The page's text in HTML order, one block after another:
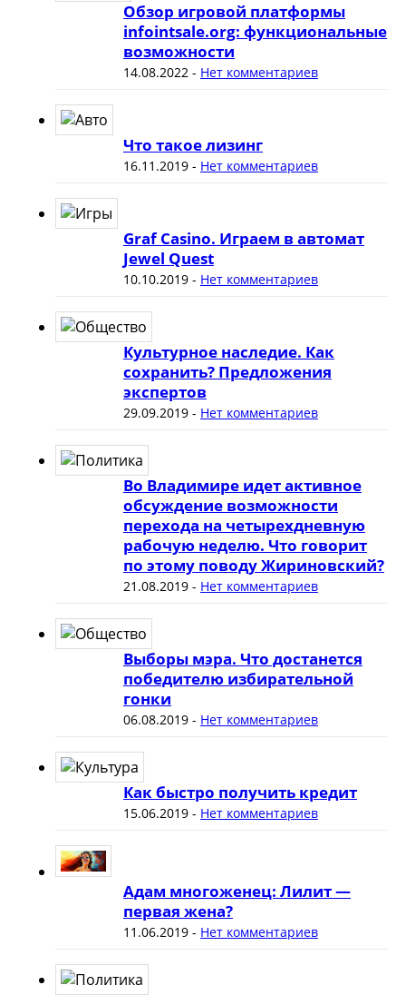
Обзор игровой платформы
infointsale.org: функциональные
возможности
14.08.2022- Нет комментариев
Что такое лизинг
16.11.2019- Нет комментариев
Graf Casino. Играем в автомат
Jewel Quest
10.10.2019- Нет комментариев
Культурное наследие. Как
сохранить? Предложения
экспертов
29.09.2019- Нет комментариев
Во Владимире идет активное
обсуждение возможности
перехода на четырехдневную
рабочую неделю. Что говорит
по этому поводу Жириновский?
21.08.2019- Нет комментариев
Выборы мэра. Что достанется
победителю избирательной
гонки
06.08.2019- Нет комментариев
Как быстро получить кредит
15.06.2019- Нет комментариев
Адам многоженец: Лилит —
первая жена?
11.06.2019- Нет комментариев